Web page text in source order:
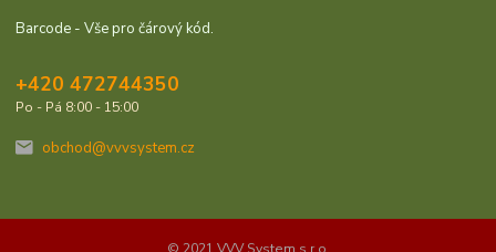
Barcode - Vše pro čárový kód.
+420 472744350
Po - Pá 8:00 - 15:00
obchod@vvvsystem.cz